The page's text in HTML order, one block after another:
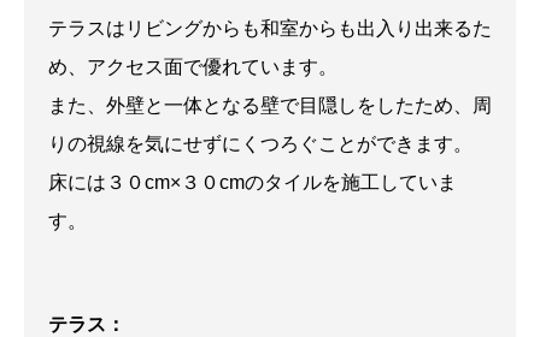
テラスはリビングからも和室からも出入り出来るた
め、アクセス面で優れています。
また、外壁と一体となる壁で目隠しをしたため、周
りの視線を気にせずにくつろぐことができます。
床には３０cm×３０cmのタイルを施工していま
す。
テラス：